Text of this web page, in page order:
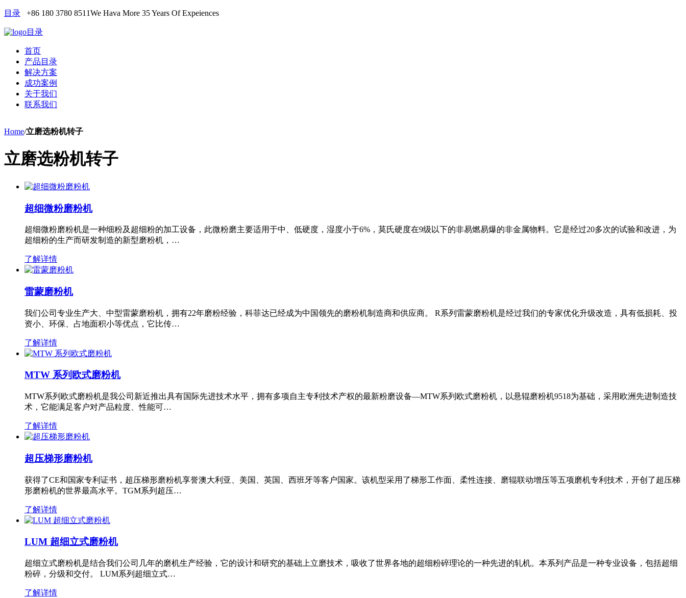
目录 +86 180 3780 8511We Hava More 35 Years Of Expeiences
目录
首页
产品目录
解决方案
成功案例
关于我们
联系我们
Home/立磨选粉机转子
立磨选粉机转子
超细微粉磨粉机
超细微粉磨粉机是一种细粉及超细粉的加工设备，此微粉磨主要适用于中、低硬度，湿度小于6%，莫氏硬度在9级以下的非易燃易爆的非金属物料。它是经过20多次的试验和改进，为
超细粉的生产而研发制造的新型磨粉机，…
了解详情
雷蒙磨粉机
我们公司专业生产大、中型雷蒙磨粉机，拥有22年磨粉经验，科菲达已经成为中国领先的磨粉机制造商和供应商。 R系列雷蒙磨粉机是经过我们的专家优化升级改造，具有低损耗、投
资小、环保、占地面积小等优点，它比传…
了解详情
MTW 系列欧式磨粉机
MTW系列欧式磨粉机是我公司新近推出具有国际先进技术水平，拥有多项自主专利技术产权的最新粉磨设备—MTW系列欧式磨粉机，以悬辊磨粉机9518为基础，采用欧洲先进制造技
术，它能满足客户对产品粒度、性能可…
了解详情
超压梯形磨粉机
获得了CE和国家专利证书，超压梯形磨粉机享誉澳大利亚、美国、英国、西班牙等客户国家。该机型采用了梯形工作面、柔性连接、磨辊联动增压等五项磨机专利技术，开创了超压梯
形磨粉机的世界最高水平。TGM系列超压…
了解详情
LUM 超细立式磨粉机
超细立式磨粉机是结合我们公司几年的磨机生产经验，它的设计和研究的基础上立磨技术，吸收了世界各地的超细粉碎理论的一种先进的轧机。本系列产品是一种专业设备，包括超细
粉碎，分级和交付。 LUM系列超细立式…
了解详情